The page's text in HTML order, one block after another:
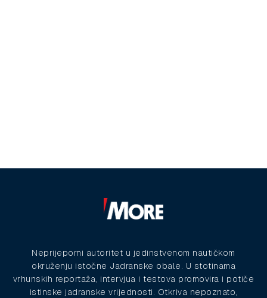
Neprijeporni autoritet u jedinstvenom nautičkom
okruženju istočne Jadranske obale. U stotinama
vrhunskih reportaža, intervjua i testova promovira i potiče
istinske jadranske vrijednosti. Otkriva nepoznato,